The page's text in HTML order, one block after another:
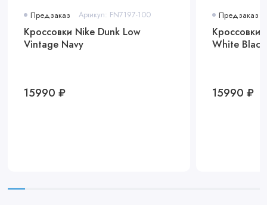
Предзаказ Артикул: FN7197-100
Кроссовки Nike Dunk Low
Vintage Navy
15990 ₽
Предзаказ
Кроссовки
White Black
15990 ₽